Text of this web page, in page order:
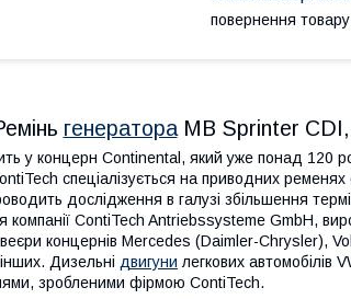
повернення
генератораMB Sprinter CDI,
у концерн Continental, який уже понад 120
спеціалізується на приводних ременях
дослідження в галузі збільшення
компанії ContiTech Antriebssysteme GmbH,
концернів Mercedes (Daimler-Chrysler),
Дизельні двигуни легкових автомобілів
зробленими фірмою ContiTech.